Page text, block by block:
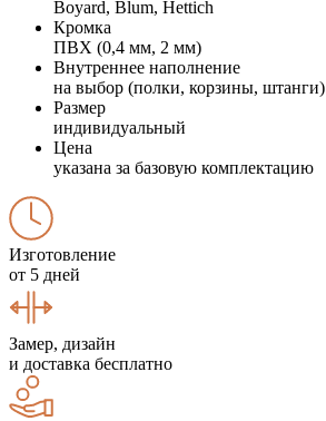
Boyard, Blum, Hettich
Кромка
ПВХ (0,4 мм, 2 мм)
Внутреннее наполнение
на выбор (полки, корзины, штанги)
Размер
индивидуальный
Цена
указана за базовую комплектацию
Изготовление
от 5 дней
Замер, дизайн
и доставка бесплатно